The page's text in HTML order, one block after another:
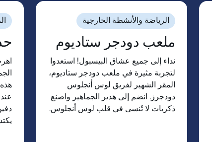
الرياضة والأنشطة الخارجية
ملعب دودجر ستاديوم
نداء إلى جميع عشاق البيسبول! استعدوا
لتجربة مثيرة في ملعب دودجر ستاديوم،
المقر الشهير لفريق لوس أنجلوس
دودجرز. انضم إلى هدير الجماهير واصنع
ذكريات لا تُنسى في قلب لوس أنجلوس.